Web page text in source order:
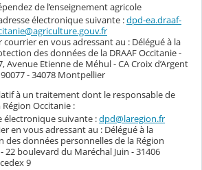
de l’enseignement agricole
électronique suivante :dpd-ea.draaf-
courrier en vous adressant au : Délégué à la
des données de la DRAAF Occitanie -
Avenue Etienne de Méhul - CA Croix d’Argent
90077 - 34078 Montpellier
à un traitement dont le responsable de
Occitanie :
électronique suivante :dpd@laregion.fr
en vous adressant au : Délégué à la
des données personnelles de la Région
22 boulevard du Maréchal Juin - 31406
9